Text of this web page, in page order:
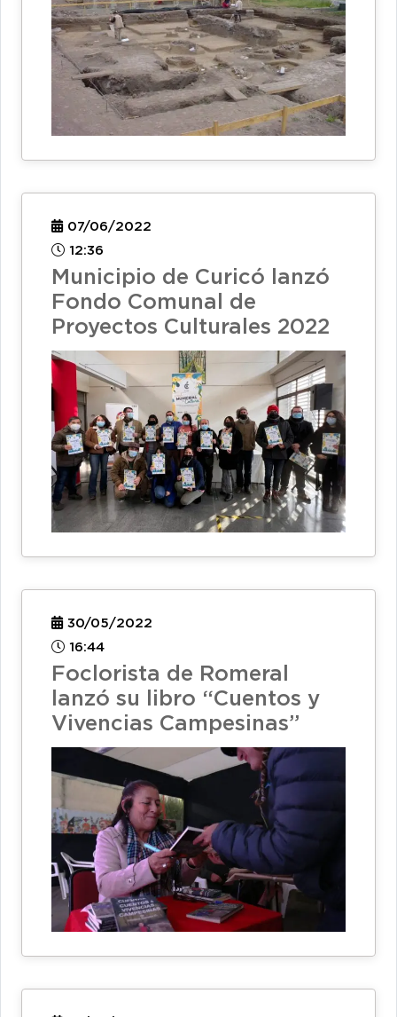
07/06/2022
12:36
Municipio de Curicó lanzó
Fondo Comunal de
Proyectos Culturales 2022
30/05/2022
16:44
Foclorista de Romeral
lanzó su libro “Cuentos y
Vivencias Campesinas”